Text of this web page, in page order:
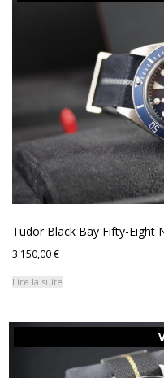
Tudor Black Bay Fifty-Eight
3 150,00€
Lire la suite